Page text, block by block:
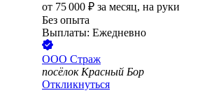
от 75 000 ₽ за месяц, на руки
Без опыта
Выплаты: Ежедневно
ООО Страж
посёлок Красный Бор
Откликнуться